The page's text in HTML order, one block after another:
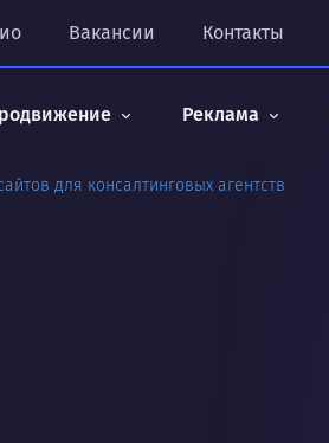
Вакансии Контакты
Реклама
для консалтинговых агентств